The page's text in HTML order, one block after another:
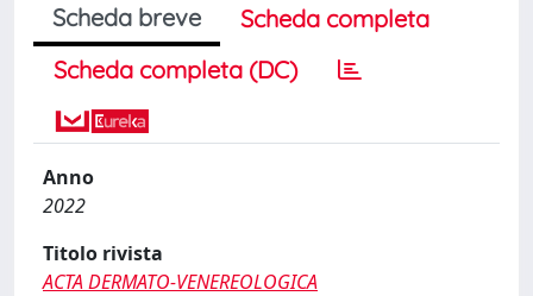
Scheda breve
Scheda completa
Scheda completa (DC)
Anno
2022
Titolo rivista
ACTA DERMATO-VENEREOLOGICA